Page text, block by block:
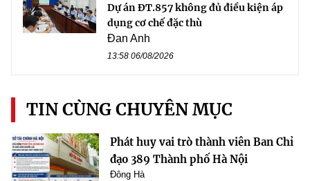
Dự án ĐT.857 không đủ điều kiện áp
dụng cơ chế đặc thù
Đan Anh
13:58 06/08/2026
TIN CÙNG CHUYÊN MỤC
Phát huy vai trò thành viên Ban Chỉ
đạo 389 Thành phố Hà Nội
Đông Hà